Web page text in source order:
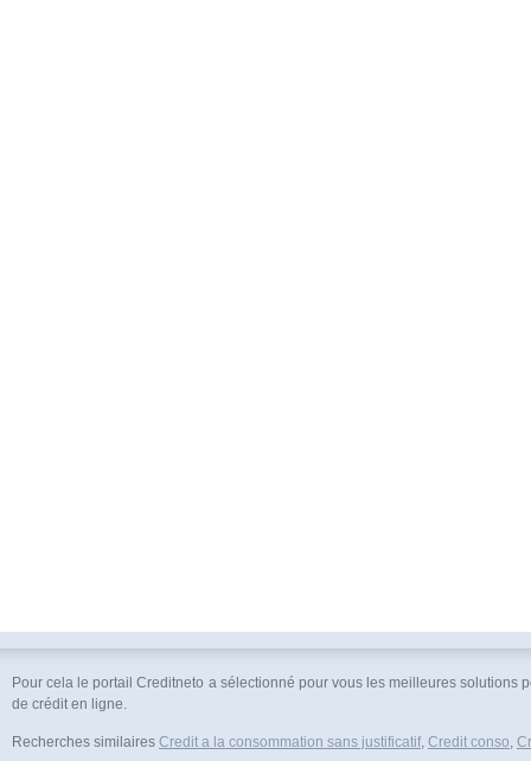
Pour cela le portail Creditneto a sélectionné pour vous les meilleures
de crédit en ligne.
Recherches similaires Credit a la consommation sans justificatif, Credit conso,